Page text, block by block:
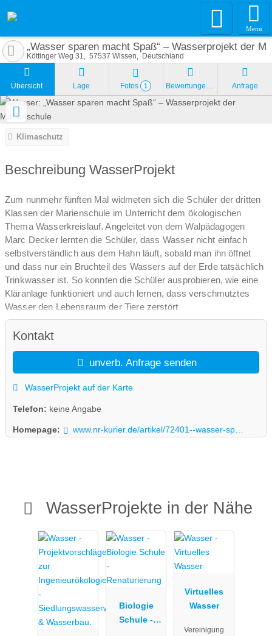
Menu
„Wasser sparen macht Spaß“ – Wasserprojekt der
Köttinger Weg 31 57537 Wissen Deutschland
Übersicht Lage Fotos 1 Bewertungen Anfrage
Klimaschutz
Beschreibung WasserProjekt
Zum nunmehr fünften Mal widmeten sich die Schüler der dritten
Klassen der Marienschule im Unterricht dem ökologischen
Thema Wasserkreislauf. Angeleitet von dem Walpädagogen
Marc Decker lernten die Schüler, dass Wasser nicht einfach
selbstverständlich aus dem Hahn läuft, sobald man ihn öffnet
und dass nur ein Bruchteil des Wassers auf der Erde tatsächlich
Trinkwasser ist. So konnten die Schüler ausprobieren, wie eine
Kläranlage funktioniert und auch lernen, dass verschmutztes
Wasser den Lebensraum der Tiere zerstört
Kontakt
unverb. Anfrage senden
WasserProjekt auf der Karte
Telefon: keine Angabe
Homepage: www.nr-kurier.de/artikel/72401--wasser-sparen-macht-spass----wasserprojekt-der-marienschule
WasserProjekte in der Nähe
Biologie
Schule -
Virtuelles
Wasser
Vereinigung